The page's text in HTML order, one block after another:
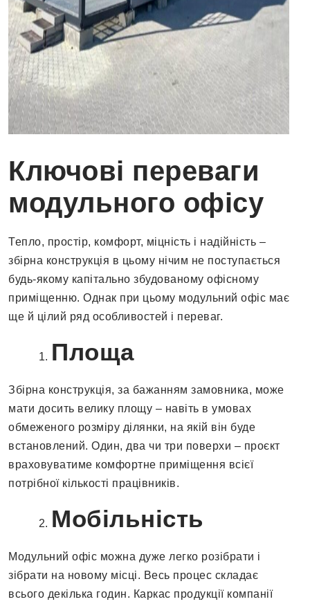
Ключові переваги
модульного офісу
Тепло, простір, комфорт, міцність і надійність –
збірна конструкція в цьому нічим не поступається
будь-якому капітально збудованому офісному
приміщенню. Однак при цьому модульний офіс має
ще й цілий ряд особливостей і переваг.
Площа
Збірна конструкція, за бажанням замовника, може
мати досить велику площу – навіть в умовах
обмеженого розміру ділянки, на якій він буде
встановлений. Один, два чи три поверхи – проєкт
враховуватиме комфортне приміщення всієї
потрібної кількості працівників.
Мобільність
Модульний офіс можна дуже легко розібрати і
зібрати на новому місці. Весь процес складає
всього декілька годин. Каркас продукції компанії